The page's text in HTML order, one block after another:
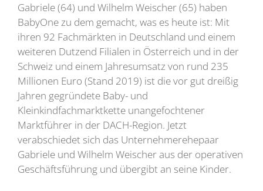
Gabriele (64) und Wilhelm Weischer (65) haben
BabyOne zu dem gemacht, was es heute ist: Mit
ihren 92 Fachmärkten in Deutschland und einem
weiteren Dutzend Filialen in Österreich und in der
Schweiz und einem Jahresumsatz von rund 235
Millionen Euro (Stand 2019) ist die vor gut dreißig
Jahren gegründete Baby- und
Kleinkindfachmarktkette unangefochtener
Marktführer in der DACH-Region. Jetzt
verabschiedet sich das Unternehmerehepaar
Gabriele und Wilhelm Weischer aus der operativen
Geschäftsführung und übergibt an seine Kinder.